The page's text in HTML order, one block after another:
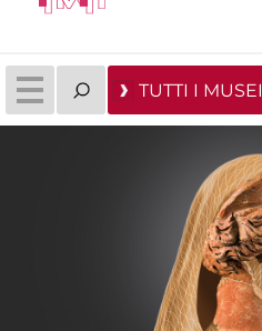
TUTTI I MUSEI